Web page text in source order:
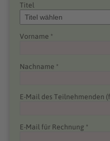
Titel
Vorname *
Nachname *
E-Mail des Teilnehmenden
E-Mail für Rechnung *